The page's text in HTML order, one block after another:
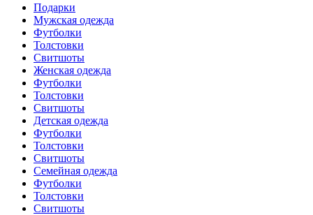
Подарки
Мужская одежда
Футболки
Толстовки
Свитшоты
Женская одежда
Футболки
Толстовки
Свитшоты
Детская одежда
Футболки
Толстовки
Свитшоты
Семейная одежда
Футболки
Толстовки
Свитшоты